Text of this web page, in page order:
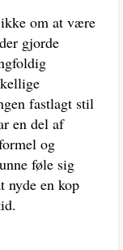
ikke om at være
gjorde
fastlagt stil
en del af
og
føle sig
nyde en kop